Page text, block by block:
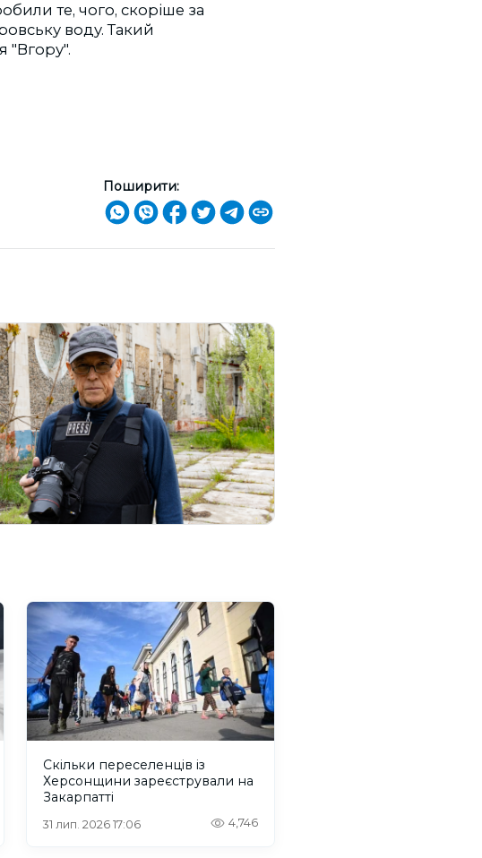
те, чого, скоріше за
воду. Такий
"Вгору".
Поширити:
Скільки переселенців із
Херсонщини зареєстрували на
Закарпатті
31 лип. 2026 17:06 4,746